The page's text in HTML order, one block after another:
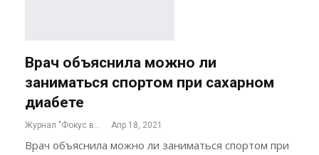
Врач объяснила можно ли
заниматься спортом при сахарном
диабете
Журнал "Фокус внимания" Апр 18, 2021
Врач объяснила можно ли заниматься спортом при